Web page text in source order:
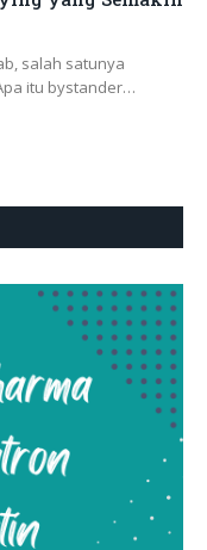
salah satunya
itu bystander…